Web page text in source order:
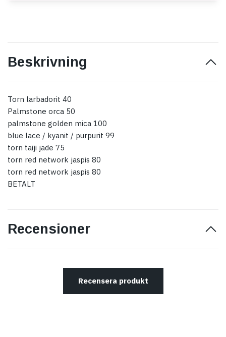
Beskrivning
Torn larbadorit 40
Palmstone orca 50
palmstone golden mica 100
blue lace / kyanit / purpurit 99
torn taiji jade 75
torn red network jaspis 80
torn red network jaspis 80
BETALT
Recensioner
Recensera produkt